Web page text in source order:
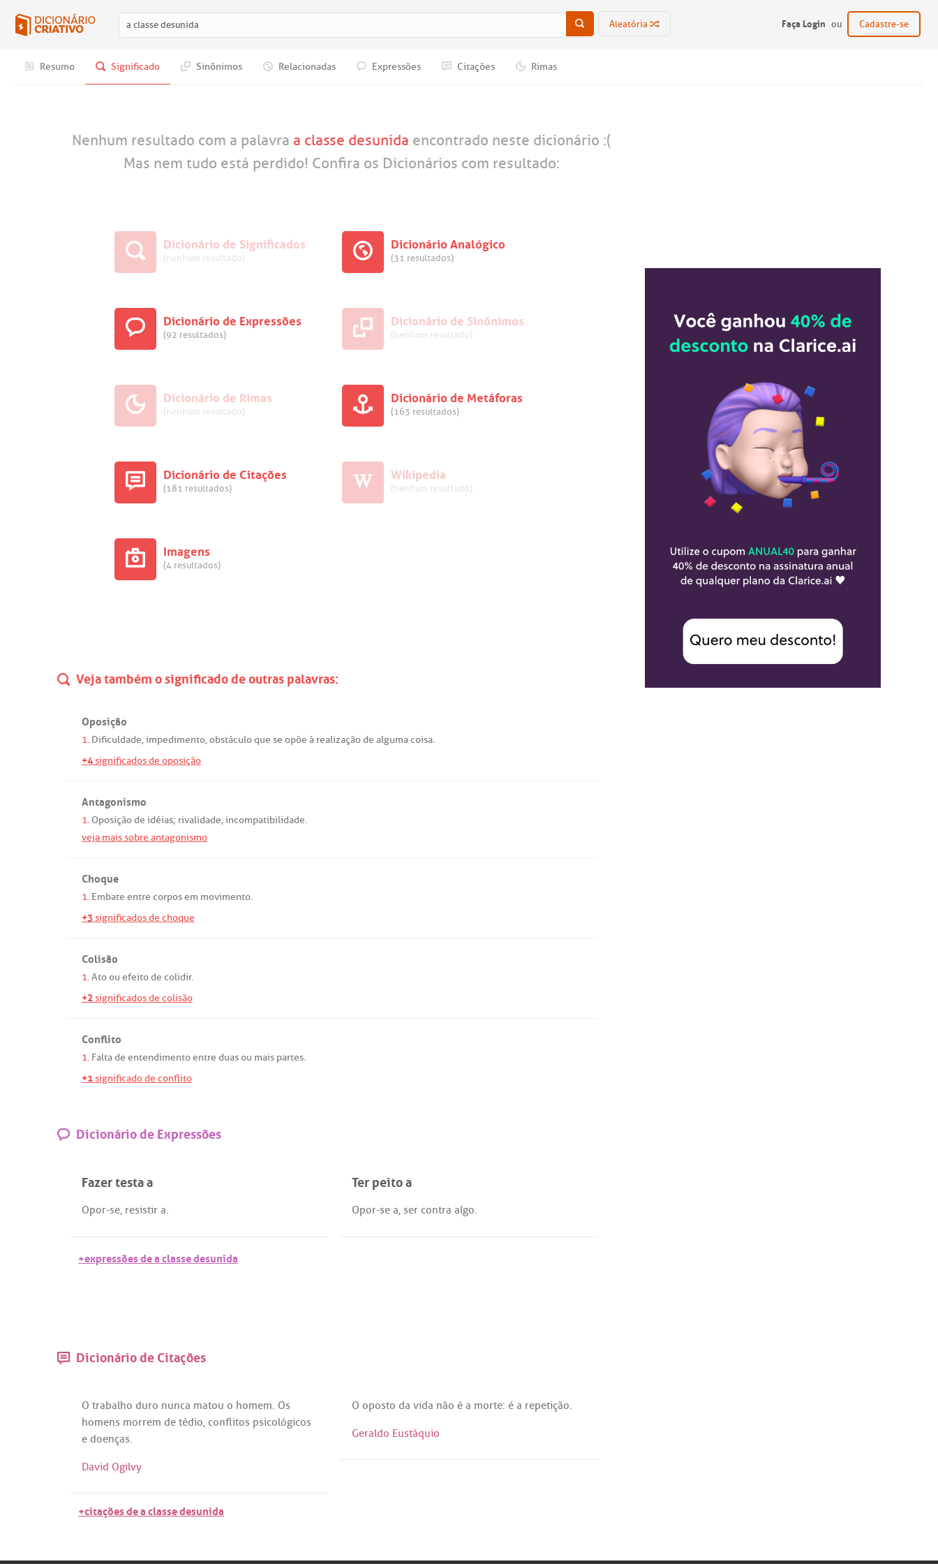
Aleatória Faça Login ou Cadastre-se
Resumo Significado Sinônimos Relacionadas Expressões Citações Rimas
Nenhum resultado com a palavra a classe desunida encontrado neste dicionário :(
Mas nem tudo está perdido! Confira os Dicionários com resultado:
Dicionário de Significados
(nenhum resultado)
Dicionário Analógico
(31 resultados)
Dicionário de Expressões
(92 resultados)
Dicionário de Sinônimos
(nenhum resultado)
Dicionário de Rimas
(nenhum resultado)
Dicionário de Metáforas
(163 resultados)
Dicionário de Citações
(181 resultados)
Wikipedia
(nenhum resultado)
Imagens
(4 resultados)
Veja também o significado de outras palavras:
Oposição
1. Dificuldade,impedimento,obstáculoque se opõe à realizaçãode algumacoisa.
+4significados de oposição
Antagonismo
1. Oposiçãode idéias; rivalidade,incompatibilidade.
veja mais sobre antagonismo
Choque
1. Embate entre corposem movimento.
+3significados de choque
Colisão
1.Atoou efeitode colidir.
+2significados de colisão
Conflito
1. Faltade entendimentoentre duasou mais partes.
+1significado de conflito
Dicionário de Expressões
Fazer testa a
Opor-se, resistir a.
Ter peito a
Opor-se a, ser contra algo.
+expressões de a classe desunida
Dicionário de Citações
O trabalho duro nunca matou o homem. Os
homens morrem de tédio, conflitos psicológicos
e doenças.
David Ogilvy
O oposto da vida não é a morte: é a repetição.
Geraldo Eustáquio
+citações de a classe desunida